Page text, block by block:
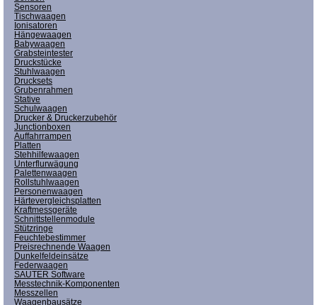
Sensoren
Tischwaagen
Ionisatoren
Hängewaagen
Babywaagen
Grabsteintester
Druckstücke
Stuhlwaagen
Drucksets
Grubenrahmen
Stative
Schulwaagen
Drucker & Druckerzubehör
Junctionboxen
Auffahrrampen
Platten
Stehhilfewaagen
Unterflurwägung
Palettenwaagen
Rollstuhlwaagen
Personenwaagen
Härtevergleichsplatten
Kraftmessgeräte
Schnittstellenmodule
Stützringe
Feuchtebestimmer
Preisrechnende Waagen
Dunkelfeldeinsätze
Federwaagen
SAUTER Software
Messtechnik-Komponenten
Messzellen
Waagenbausätze